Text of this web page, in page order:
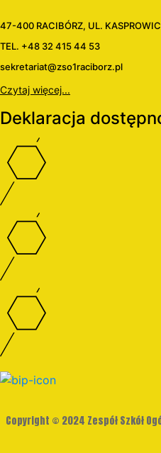
47-400 RACIBÓRZ, UL.
TEL. +48 32 415 44 53
sekretariat@zso1raciborz.pl
Czytaj więcej...
Deklaracja
Copyright © 2024 Zespół Szkół